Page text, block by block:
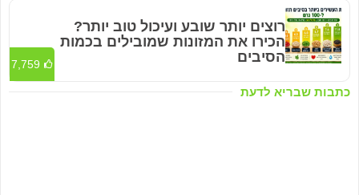
כתבות שבריא לדעת
רוצים יותר שובע ועיכול טוב יותר?
הכירו את המזונות שמובילים בכמות
הסיבים
7,759